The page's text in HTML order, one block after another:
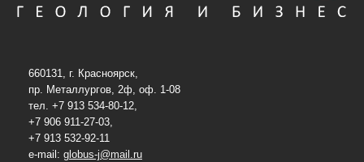
660131, г. Красноярск,
пр. Металлургов, 2ф, оф. 1-08
тел. +7 913 534-80-12,
+7 906 911-27-03,
+7 913 532-92-11
e-mail: globus-j@mail.ru